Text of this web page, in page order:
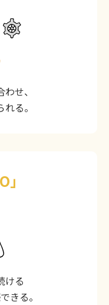
せ、
る。
ける
きる。